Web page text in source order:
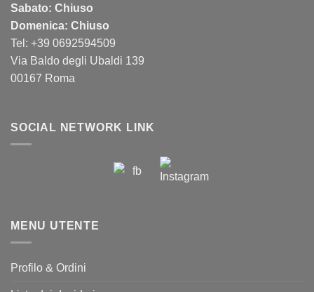
Sabato: Chiuso
Domenica: Chiuso
Tel: +39 0692594509
Via Baldo degli Ubaldi 139
00167 Roma
SOCIAL NETWORK LINK
MENU UTENTE
Profilo & Ordini